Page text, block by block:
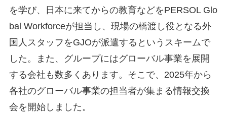
を学び、日本に来てからの教育などをPERSOL Glo
bal Workforceが担当し、現場の橋渡し役となる外
国人スタッフをGJOが派遣するというスキームで
した。また、グループにはグローバル事業を展開
する会社も数多くあります。そこで、2025年から
各社のグローバル事業の担当者が集まる情報交換
会を開始しました。